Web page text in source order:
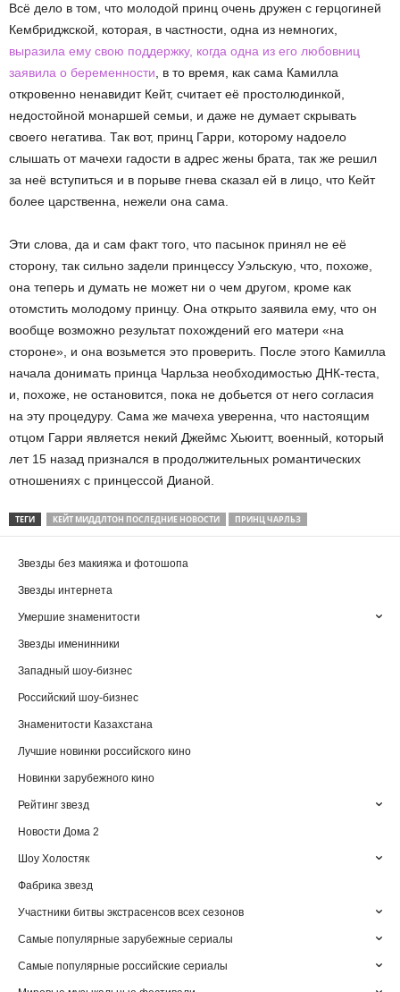
Всё дело в том, что молодой принц очень дружен с герцогиней
Кембриджской, которая, в частности, одна из немногих,
выразила ему свою поддержку, когда одна из его любовниц
заявила о беременности , в то время, как сама Камилла
откровенно ненавидит Кейт, считает её простолюдинкой,
недостойной монаршей семьи, и даже не думает скрывать
своего негатива. Так вот, принц Гарри, которому надоело
слышать от мачехи гадости в адрес жены брата, так же решил
за неё вступиться и в порыве гнева сказал ей в лицо, что Кейт
более царственна, нежели она сама.
Эти слова, да и сам факт того, что пасынок принял не её
сторону, так сильно задели принцессу Уэльскую, что, похоже,
она теперь и думать не может ни о чем другом, кроме как
отомстить молодому принцу. Она открыто заявила ему, что он
вообще возможно результат похождений его матери «на
стороне», и она возьмется это проверить. После этого Камилла
начала донимать принца Чарльза необходимостью ДНК-теста,
и, похоже, не остановится, пока не добьется от него согласия
на эту процедуру. Сама же мачеха уверенна, что настоящим
отцом Гарри является некий Джеймс Хьюитт, военный, который
лет 15 назад признался в продолжительных романтических
отношениях с принцессой Дианой.
ТЕГИ КЕЙТ МИДДЛТОН ПОСЛЕДНИЕ НОВОСТИ ПРИНЦ ЧАРЛЬЗ
Звезды без макияжа и фотошопа
Звезды интернета
Умершие знаменитости
Звезды именинники
Западный шоу-бизнес
Российский шоу-бизнес
Знаменитости Казахстана
Лучшие новинки российского кино
Новинки зарубежного кино
Рейтинг звезд
Новости Дома 2
Шоу Холостяк
Фабрика звезд
Участники битвы экстрасенсов всех сезонов
Самые популярные зарубежные сериалы
Самые популярные российские сериалы